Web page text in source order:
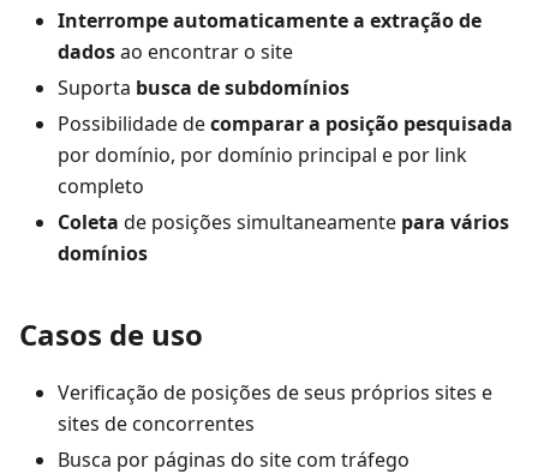
Interrompe automaticamente a extração de
dadosao encontrar o site
Suporta busca de subdomínios
Possibilidade decomparar a posição pesquisada
por domínio, por domínio principal e por link
completo
Coleta de posições simultaneamente para vários
domínios
Casos de uso
Verificação de posições de seus próprios sites e
sites de concorrentes
Busca por páginas do site com tráfego